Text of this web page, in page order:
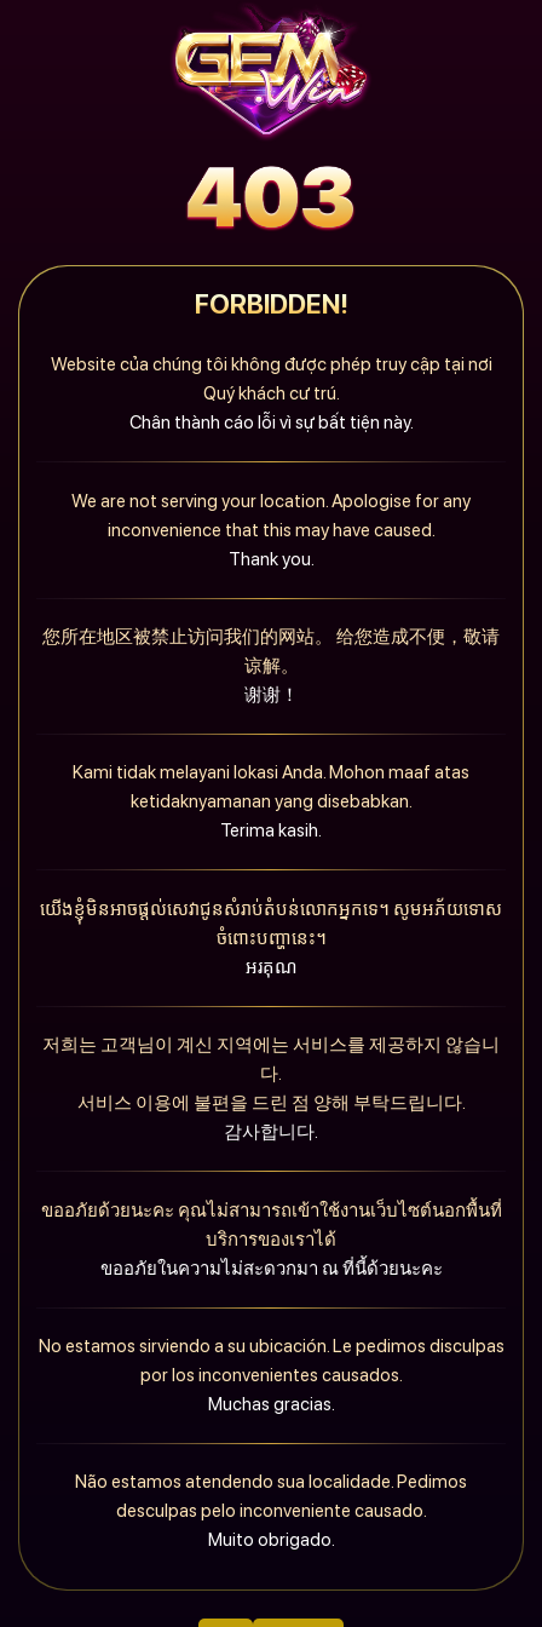
FORBIDDEN!
Website của chúng tôi không được phép truy cập tại nơi
Quý khách cư trú.
Chân thành cáo lỗi vì sự bất tiện này.
We are not serving your location. Apologise for any
inconvenience that this may have caused.
Thank you.
您所在地区被禁止访问我们的网站。 给您造成不便，敬请
谅解。
谢谢！
Kami tidak melayani lokasi Anda. Mohon maaf atas
ketidaknyamanan yang disebabkan.
Terima kasih.
យើងខ្ញុំមិនអាចផ្តល់សេវាជូនសំរាប់តំបន់លោកអ្នកទេ។ សូមអភ័យទោស
ចំពោះបញ្ហានេះ។
អរគុណ
저희는 고객님이 계신 지역에는 서비스를 제공하지 않습니
다.
서비스 이용에 불편을 드린 점 양해 부탁드립니다.
감사합니다.
ขออภัยด้วยนะคะ คุณไม่สามารถเข้าใช้งานเว็บไซต์นอกพื้นที่
บริการของเราได้
ขออภัยในความไม่สะดวกมา ณ ที่นี้ด้วยนะคะ
No estamos sirviendo a su ubicación. Le pedimos disculpas
por los inconvenientes causados.
Muchas gracias.
Não estamos atendendo sua localidade. Pedimos
desculpas pelo inconveniente causado.
Muito obrigado.